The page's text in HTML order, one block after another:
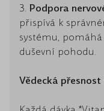
3. Podpora
přispívá k
systému,
duševní pohodu.
Vědecká